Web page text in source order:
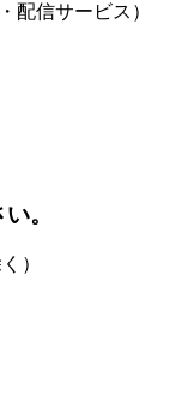
配信サービス）
。
）